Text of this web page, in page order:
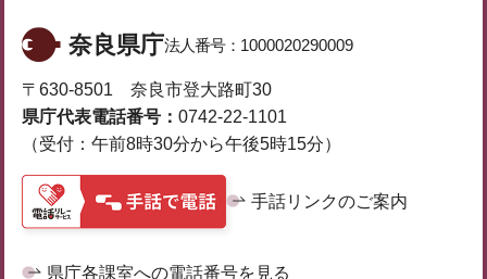
奈良県庁法人番号： 1000020290009
〒630-8501 奈良市登大路町30
県庁代表電話番号： 0742-22-1101
（受付：午前8時30分から午後5時15分）
手話リンクのご案内
県庁各課室への電話番号を見る